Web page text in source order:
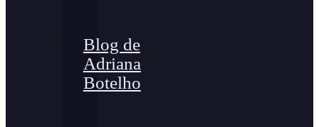
Blog de
Adriana
Botelho